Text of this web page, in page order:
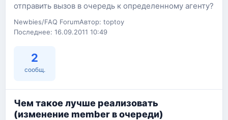
отправить вызов в очередь к определенному агенту?
Newbies/FAQ ForumАвтор: toptoy
Последнее: 16.09.2011 10:49
2
сообщ.
Чем такое лучше реализовать
(изменение member в очереди)